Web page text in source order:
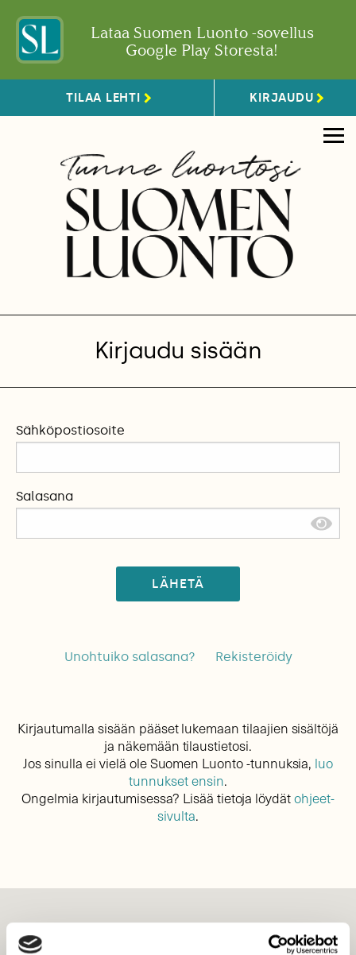
Lataa Suomen Luonto -sovellus
Google Play Storesta!
TILAA LEHTI KIRJAUDU
Kirjaudu sisään
Sähköpostiosoite
Salasana
LÄHETÄ
Unohtuiko salasana? Rekisteröidy
Kirjautumalla sisään pääset lukemaan tilaajien sisältöjä
ja näkemään tilaustietosi.
Jos sinulla ei vielä ole Suomen Luonto -tunnuksia, luo
tunnukset ensin.
Ongelmia kirjautumisessa? Lisää tietoja löydätohjeet-
sivulta.